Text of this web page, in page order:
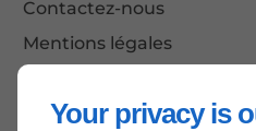
Your privacy is
Contactez-nous
Mentions légales